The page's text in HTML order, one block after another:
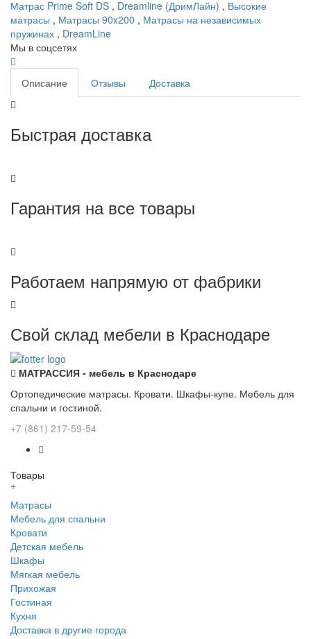
Матрас Prime Soft DS , Dreamline (ДримЛайн) , Высокие
матрасы , Матрасы 90x200 , Матрасы на независимых
пружинах , DreamLine
Мы в соцсетях
Описание Отзывы Доставка
Быстрая доставка
Гарантия на все товары
Работаем напрямую от фабрики
Свой склад мебели в Краснодаре
МАТРАССИЯ - мебель в Краснодаре
Ортопедические матрасы. Кровати. Шкафы-купе. Мебель для
спальни и гостиной.
+7 (861) 217-59-54
Товары
+
Матрасы
Мебель для спальни
Кровати
Детская мебель
Шкафы
Мягкая мебель
Прихожая
Гостиная
Кухня
Доставка в другие города